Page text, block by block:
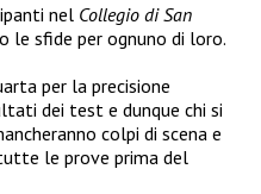
nel Collegio di San
le sfide per ognuno di loro.
per la precisione
dei test e dunque chi si
colpi di scena e
le prove prima del